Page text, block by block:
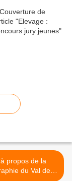
propos de la
du Val de